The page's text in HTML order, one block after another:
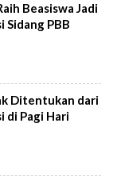
Beasiswa Jadi
Sidang PBB
Ditentukan dari
di Pagi Hari